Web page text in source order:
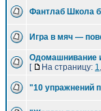
Фантлаб Школа
Игра в мяч —
Одомашнивание
[
На страницу: 1,
"10 упражнений